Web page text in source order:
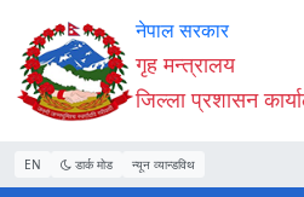
Accessibility
Mode
सुरु
गर्नुहोस्
सामाग्री
पढ्नुहाेस्
नेभिगेसन
पढ्नुहाेस्
वेबसाइट
खोजमा
जानुहोस्
नेपाल सरकार
गृह मन्त्रालय
जिल्ला प्रशासन
EN डार्क मोड न्यून व्यान्डविथ